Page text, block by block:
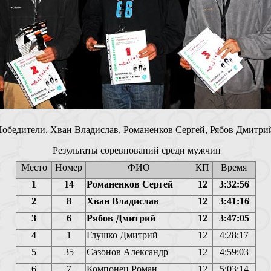
Хван Владислав, Романенков Сергей, Рябов
Результаты соревнований среди мужчин
Место
Номер ФИО КП
Время
1
14 Романенков Сергей 12
3:32:56
2
8 Хван Владислав 12
3:41:16
3
6 Рябов Дмитрий 12
3:47:05
4
1 Глушко Дмитрий 12
4:28:17
5
35 Сазонов Александр 12
4:59:03
6
7 Компонец Роман 12 5:03:14